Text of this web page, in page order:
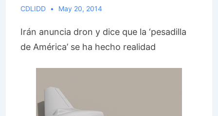
CDLIDD May 20, 2014
Irán anuncia dron y dice que la ‘pesadilla
de América’ se ha hecho realidad